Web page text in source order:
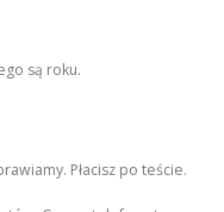
są roku.
Płacisz po teście.